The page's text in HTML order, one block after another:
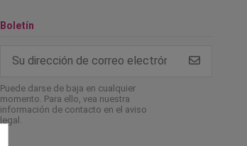
Boletín
Puede darse de baja en cualquier
momento. Para ello, vea nuestra
información de contacto en el aviso
legal.